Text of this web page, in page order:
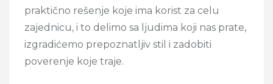
praktično rešenje koje ima korist za celu
zajednicu, i to delimo sa ljudima koji nas prate,
izgradićemo prepoznatljiv stil i zadobiti
poverenje koje traje.